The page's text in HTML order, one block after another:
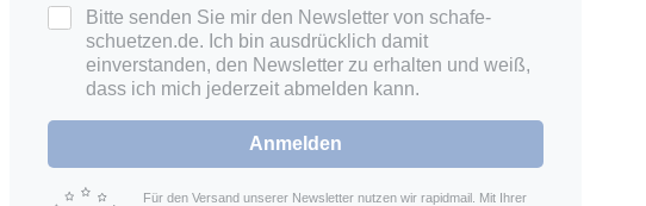
Bitte senden Sie mir den Newsletter von schafe-
schuetzen.de. Ich bin ausdrücklich damit
einverstanden, den Newsletter zu erhalten und weiß,
dass ich mich jederzeit abmelden kann.
Anmelden
Für den Versand unserer Newsletter nutzen wir rapidmail. Mit Ihrer